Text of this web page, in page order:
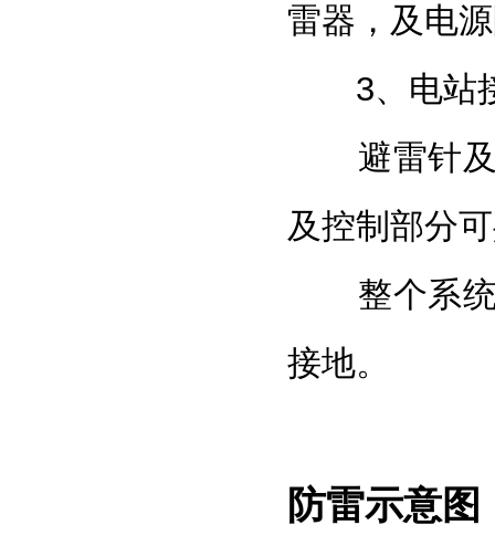
雷器，及电
3、电站
避雷针及
及控制部分
整个系统
接地。
防雷示意图